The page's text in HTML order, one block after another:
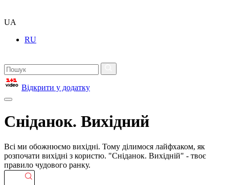
UA
RU
Відкрити у додатку
Сніданок. Вихідний
Всі ми обожнюємо вихідні. Тому ділимося лайфхаком, як
розпочати вихідні з користю. "Сніданок. Вихідній" - твоє
правило чудового ранку.